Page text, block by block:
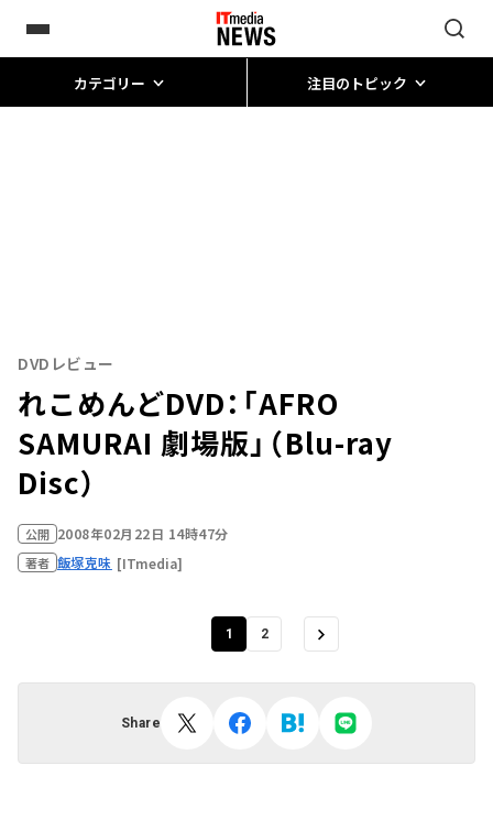
カテゴリー 注目のトピック
DVDレビュー
れこめんどDVD：「AFRO
SAMURAI 劇場版」（Blu-ray
Disc）
公開 2008年02月22日 14時47分
著者 飯塚克味 [ITmedia]
1 2
Share